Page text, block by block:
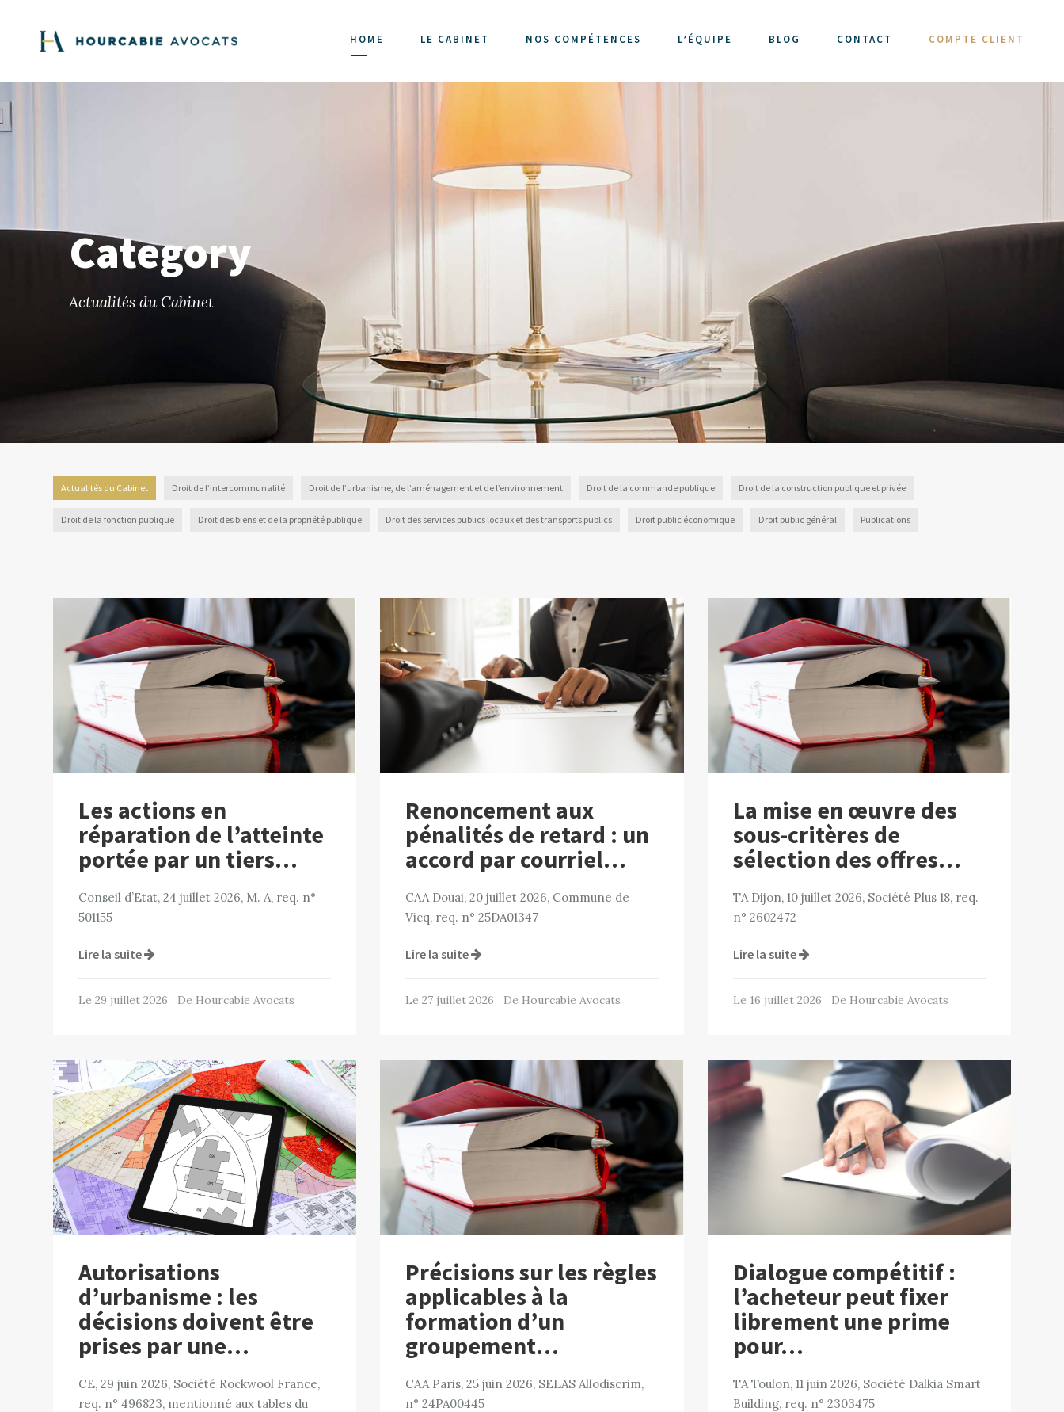
HOME LE CABINET NOS COMPÉTENCES L’ÉQUIPE BLOG CONTACT COMPTE CLIENT
Category
Actualités du Cabinet
Actualités du Cabinet Droit de l’intercommunalité Droit de l’urbanisme, de l’aménagement et de l’environnement Droit de la commande publique Droit de la construction publique et privée
Droit de la fonction publique Droit des biens et de la propriété publique Droit des services publics locaux et des transports publics Droit public économique Droit public général Publications
Les actions en
réparation de l’atteinte
portée par un tiers…
Conseil d’Etat, 24 juillet 2026, M. A, req. n°
501155
Lire la suite
Le 29 juillet 2026 De Hourcabie Avocats
Renoncement aux
pénalités de retard : un
accord par courriel…
CAA Douai, 20 juillet 2026, Commune de
Vicq, req. n° 25DA01347
Lire la suite
Le 27 juillet 2026 De Hourcabie Avocats
La mise en œuvre des
sous-critères de
sélection des offres…
TA Dijon, 10 juillet 2026, Société Plus 18, req.
n° 2602472
Lire la suite
Le 16 juillet 2026 De Hourcabie Avocats
Autorisations
d’urbanisme : les
décisions doivent être
prises par une…
CE, 29 juin 2026, Société Rockwool France,
req. n° 496823, mentionné aux tables du
Précisions sur les règles
applicables à la
formation d’un
groupement…
CAA Paris, 25 juin 2026, SELAS Allodiscrim,
n° 24PA00445
Dialogue compétitif :
l’acheteur peut fixer
librement une prime
pour…
TA Toulon, 11 juin 2026, Société Dalkia Smart
Building, req. n° 2303475